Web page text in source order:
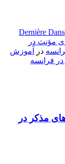
مؤنث در
در
آموزش
فرانسه
مذکر در